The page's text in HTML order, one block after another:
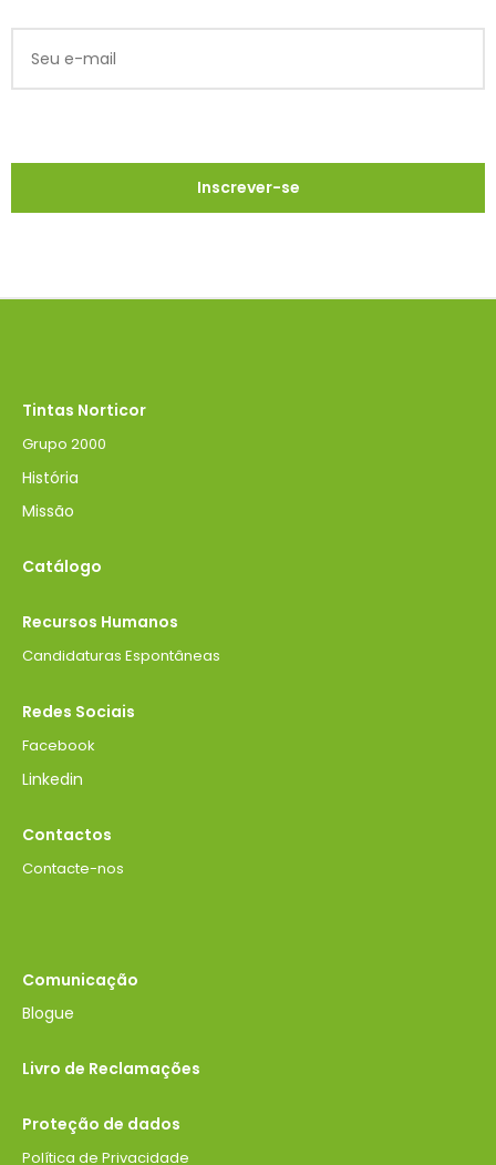
Tintas Norticor
Grupo 2000
História
Missão
Catálogo
Recursos Humanos
Candidaturas Espontâneas
Redes Sociais
Facebook
Linkedin
Contactos
Contacte-nos
Comunicação
Blogue
Livro de Reclamações
Proteção de dados
Política de Privacidade